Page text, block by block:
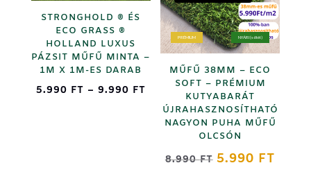
STRONGHOLD ® ÉS
ECO GRASS ®
HOLLAND LUXUS
PÁZSIT MŰFŰ MINTA –
1M X 1M-ES DARAB
5.990 FT – 9.990 FTÁRTARTOMÁNY:
5.990 FT
PRÉMIUM NYÁRI (sötét)
MŰFŰ 38MM – ECO
SOFT – PRÉMIUM
KUTYABARÁT
ÚJRAHASZNOSÍTHATÓ
NAGYON PUHA MŰFŰ
OLCSÓN
8.990FT ORIGINAL
5.990 FT